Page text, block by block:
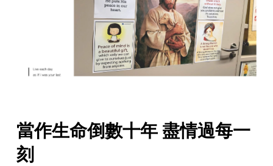
當作生命倒數十年 盡情過每一
刻